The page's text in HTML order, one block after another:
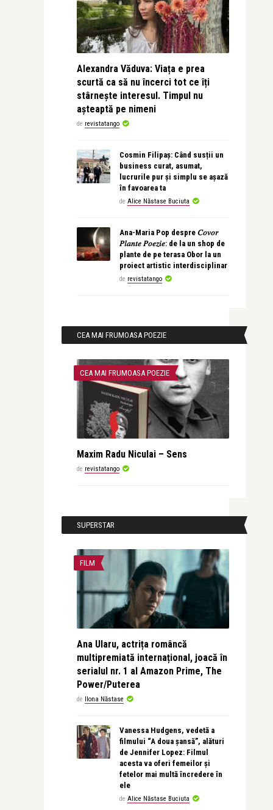
Alexandra Văduva: Viața e prea
scurtă ca să nu încerci tot ce îți
stârnește interesul. Timpul nu
așteaptă pe nimeni
de revistatango
Cosmin Filipaș: Când susții un
business curat, asumat,
lucrurile pur și simplu se așază
în favoarea ta
de Alice Năstase Buciuta
Ana-Maria Pop despre 𝐶𝑜𝑣𝑜𝑟
𝑃𝑙𝑎𝑛𝑡𝑒 𝑃𝑜𝑒𝑧𝑖𝑒: de la un shop de
plante de pe terasa Obor la un
proiect artistic interdisciplinar
de revistatango
CEA MAI FRUMOASA POEZIE
CEA MAI FRUMOASA POEZIE
Maxim Radu Niculai – Sens
de revistatango
SUPERSTAR
FILM
Ana Ularu, actrița româncă
multipremiată internațional, joacă în
serialul nr. 1 al Amazon Prime, The
Power/Puterea
de Ilona Năstase
Vanessa Hudgens, vedetă a
filmului “A doua șansă”, alături
de Jennifer Lopez: Filmul
acesta va oferi femeilor și
fetelor mai multă încredere în
ele
de Alice Năstase Buciuta